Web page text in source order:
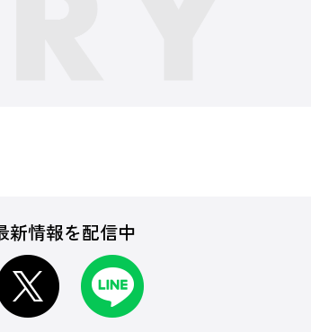
新情報を配信中